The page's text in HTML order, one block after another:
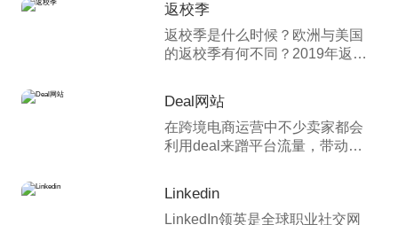
峰，再走都是坑”。
返校季
返校季是什么时候？欧洲与美国
的返校季有何不同？2019年返校
促销攻略有哪些？返校季热销品
是什么？
Deal网站
在跨境电商运营中不少卖家都会
利用deal来蹭平台流量，带动销
站外以Slickdeal、Hotukdeals 、
Outlet Deal为主。本专题全面解
Linkedin
LinkedIn领英是全球职业社交网